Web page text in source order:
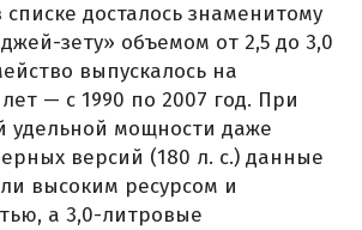
досталось знаменитому
зету» объемом от 2,5 до 3,0
выпускалось на
— с 1990 по 2007 год. При
удельной мощности даже
версий (180 л. с.) данные
высоким ресурсом и
а 3,0-литровые